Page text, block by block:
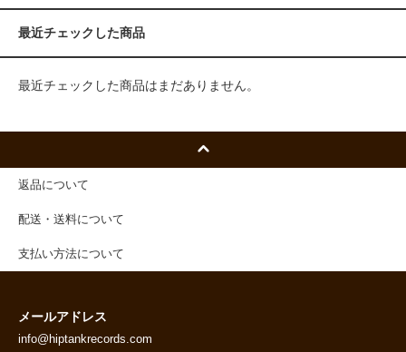
最近チェックした商品
最近チェックした商品はまだありません。
返品について
配送・送料について
支払い方法について
メールアドレス
info@hiptankrecords.com